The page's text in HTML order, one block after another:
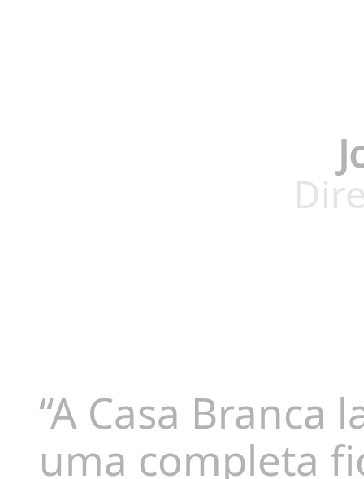
“A Casa
uma completa